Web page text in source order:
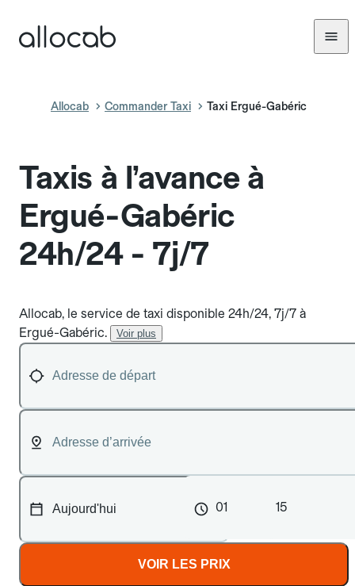
Allocab Commander Taxi Taxi Ergué-Gabéric
Taxis à l’avance à
Ergué-Gabéric
24h/24 - 7j/7
Allocab, le service de taxi disponible 24h/24, 7j/7 à
Ergué-Gabéric.
Voir plus
01 15
VOIR LES PRIX